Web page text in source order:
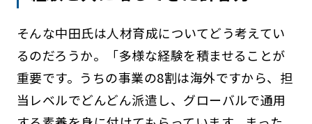
そんな中田氏は人材育成についてどう考えてい
るのだろうか。「多様な経験を積ませることが
重要です。うちの事業の8割は海外ですから、担
当レベルでどんどん派遣し、グローバルで通用